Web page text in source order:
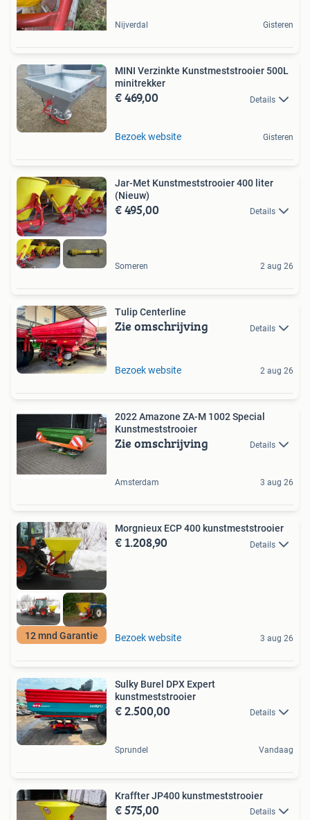
Nijverdal Gisteren
MINI Verzinkte Kunstmeststrooier 500L
minitrekker
€ 469,00 Details
Bezoek website Gisteren
Jar-Met Kunstmeststrooier 400 liter
(Nieuw)
€ 495,00 Details
Someren 2 aug 26
Tulip Centerline
Zie omschrijving Details
Bezoek website 2 aug 26
2022 Amazone ZA-M 1002 Special
Kunstmeststrooier
Zie omschrijving Details
Amsterdam 3 aug 26
12 mnd Garantie
Morgnieux ECP 400 kunstmeststrooier
€ 1.208,90 Details
Bezoek website 3 aug 26
Sulky Burel DPX Expert
kunstmeststrooier
€ 2.500,00 Details
Sprundel Vandaag
Kraffter JP400 kunstmeststrooier
€ 575,00 Details